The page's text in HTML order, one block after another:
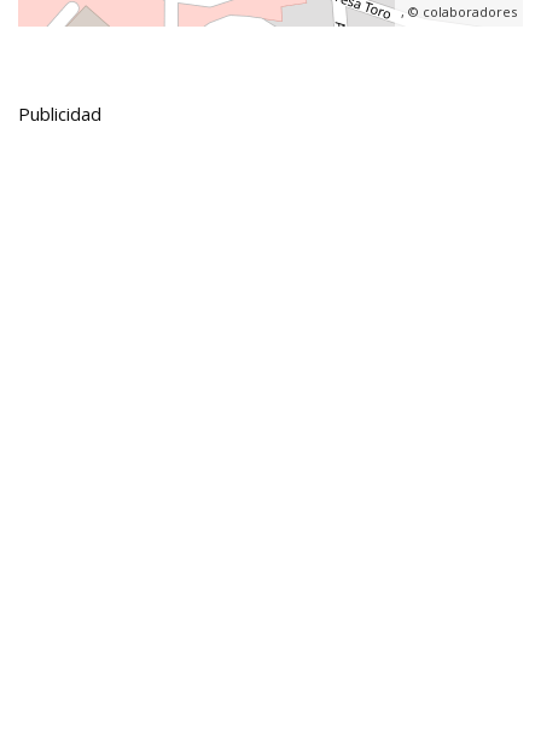
, © colaboradores
Publicidad